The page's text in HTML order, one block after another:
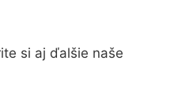
si aj ďalšie naše